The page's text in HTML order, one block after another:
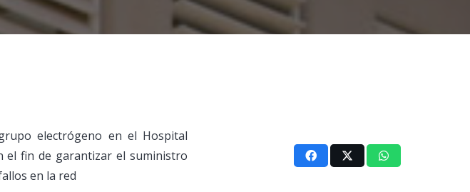
electrógeno en el Hospital
el fin de garantizar el suministro
en la red